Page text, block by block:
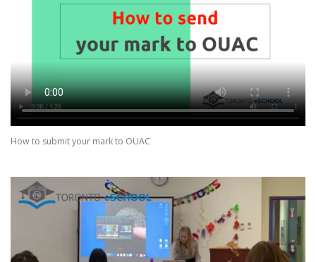
How to submit your mark to OUAC